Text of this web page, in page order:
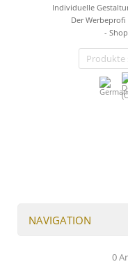
Individuelle
Der
-
NAVIGATION
0